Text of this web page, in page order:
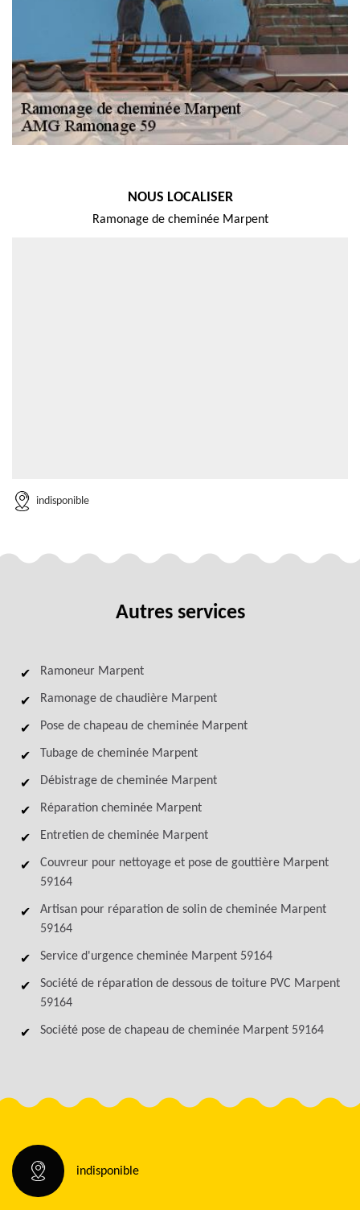
NOUS LOCALISER
Ramonage de cheminée Marpent
indisponible
Autres services
Ramoneur Marpent
Ramonage de chaudière Marpent
Pose de chapeau de cheminée Marpent
Tubage de cheminée Marpent
Débistrage de cheminée Marpent
Réparation cheminée Marpent
Entretien de cheminée Marpent
Couvreur pour nettoyage et pose de gouttière Marpent
59164
Artisan pour réparation de solin de cheminée Marpent
59164
Service d'urgence cheminée Marpent 59164
Société de réparation de dessous de toiture PVC Marpent
59164
Société pose de chapeau de cheminée Marpent 59164
indisponible